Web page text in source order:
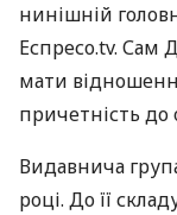
нинішній
Еспресо.tv. Сам
мати
причетність до
Видавнича
році. До її